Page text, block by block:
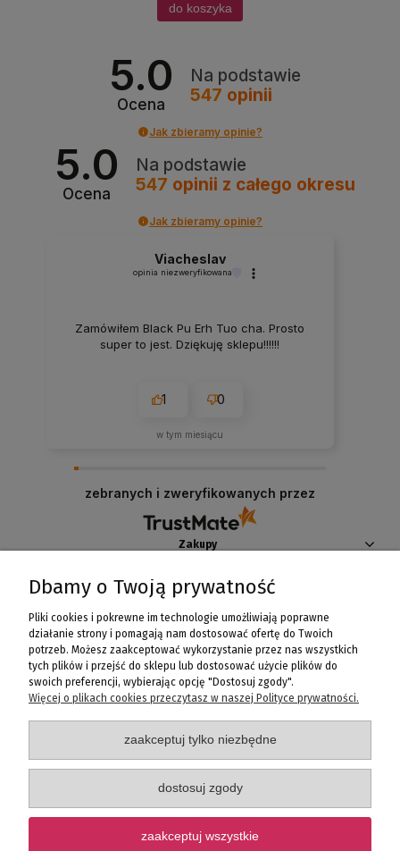
do koszyka
5.0
Ocena
Na podstawie
547 opinii
Jak zbieramy opinie?
5.0
Ocena
Na podstawie
547 opinii z całego okresu
Jak zbieramy opinie?
Viacheslav
opinia niezweryfikowana
Zamówiłem Black Pu Erh Tuo cha. Prosto
super to jest. Dziękuję sklepu!!!!!!
1 0
w tym miesiącu
zebranych i zweryfikowanych przez
Zakupy
Pomoc
Moje konto
Informacje
Fanaberia Salon Rozmaitości
Poniedziałek - Piątek: 10:00 - 20:00
e-mail: info@fanaberia.net.pl
Dbamy o Twoją prywatność
Pliki cookies i pokrewne im technologie umożliwiają poprawne
działanie strony i pomagają nam dostosować ofertę do Twoich
potrzeb. Możesz zaakceptować wykorzystanie przez nas wszystkich
tych plików i przejść do sklepu lub dostosować użycie plików do
swoich preferencji, wybierając opcję "Dostosuj zgody".
Więcej o plikach cookies przeczytasz w naszej Polityce prywatności.
zaakceptuj tylko niezbędne
dostosuj zgody
zaakceptuj wszystkie